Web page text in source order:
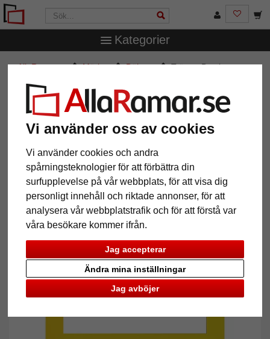
Vi använder oss av cookies
Vi använder cookies och andra
spårningsteknologier för att förbättra din
surfupplevelse på vår webbplats, för att visa dig
personligt innehåll och riktade annonser, för att
analysera vår webbplatstrafik och för att förstå var
våra besökare kommer ifrån.
Jag accepterar
Jag avböjer
Ändra mina inställningar
Kategorier
AllaRamar.se Märken Döhnert Träram Bentley
Träram Bentley
Tillbaka